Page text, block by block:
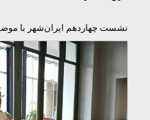
نشست چهاردهم ایران‌شهر با